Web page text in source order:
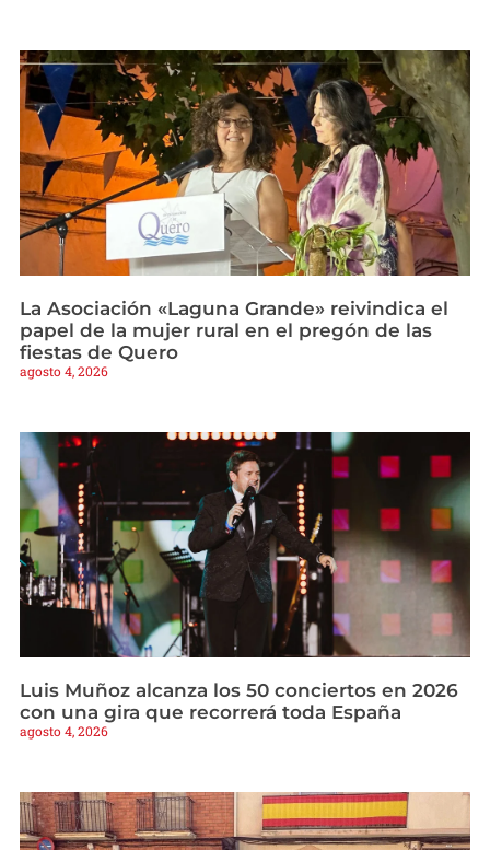
La Asociación «Laguna Grande» reivindica el
papel de la mujer rural en el pregón de las
fiestas de Quero
agosto 4, 2026
Luis Muñoz alcanza los 50 conciertos en 2026
con una gira que recorrerá toda España
agosto 4, 2026